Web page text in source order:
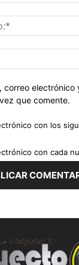
correo electrónico
que comente.
con los
con cada